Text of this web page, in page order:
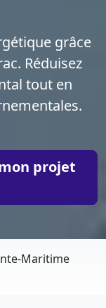
grâce
Réduisez
tout en
projet
Maritime